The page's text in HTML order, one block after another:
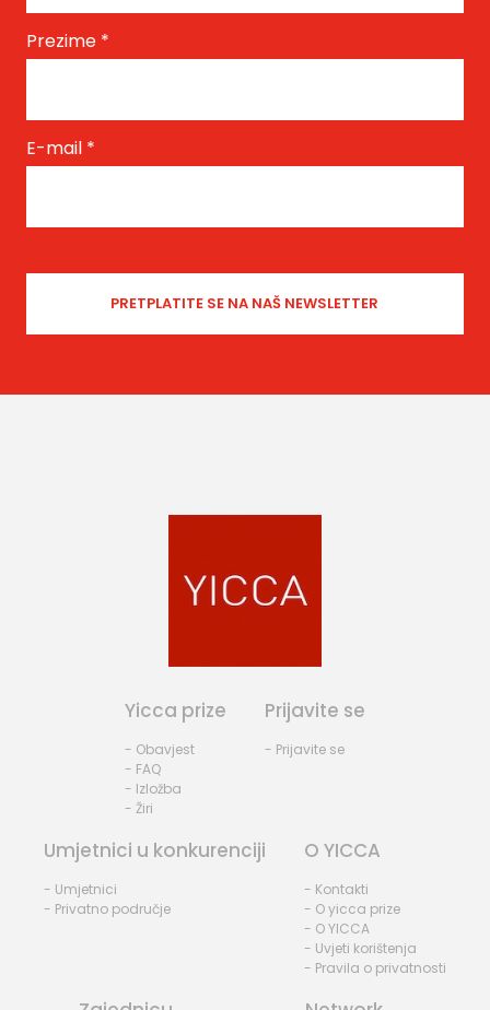
Prezime *
E-mail *
Yicca prize
- Obavjest
- FAQ
- Izložba
- Žiri
Prijavite se
- Prijavite se
Umjetnici u konkurenciji
- Umjetnici
- Privatno područje
O YICCA
- Kontakti
- O yicca prize
- O YICCA
- Uvjeti korištenja
- Pravila o privatnosti